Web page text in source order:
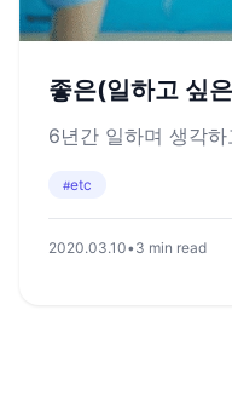
좋은(일하고 싶
6년간 일하며 생각하
#etc
2020.03.10•3 min read